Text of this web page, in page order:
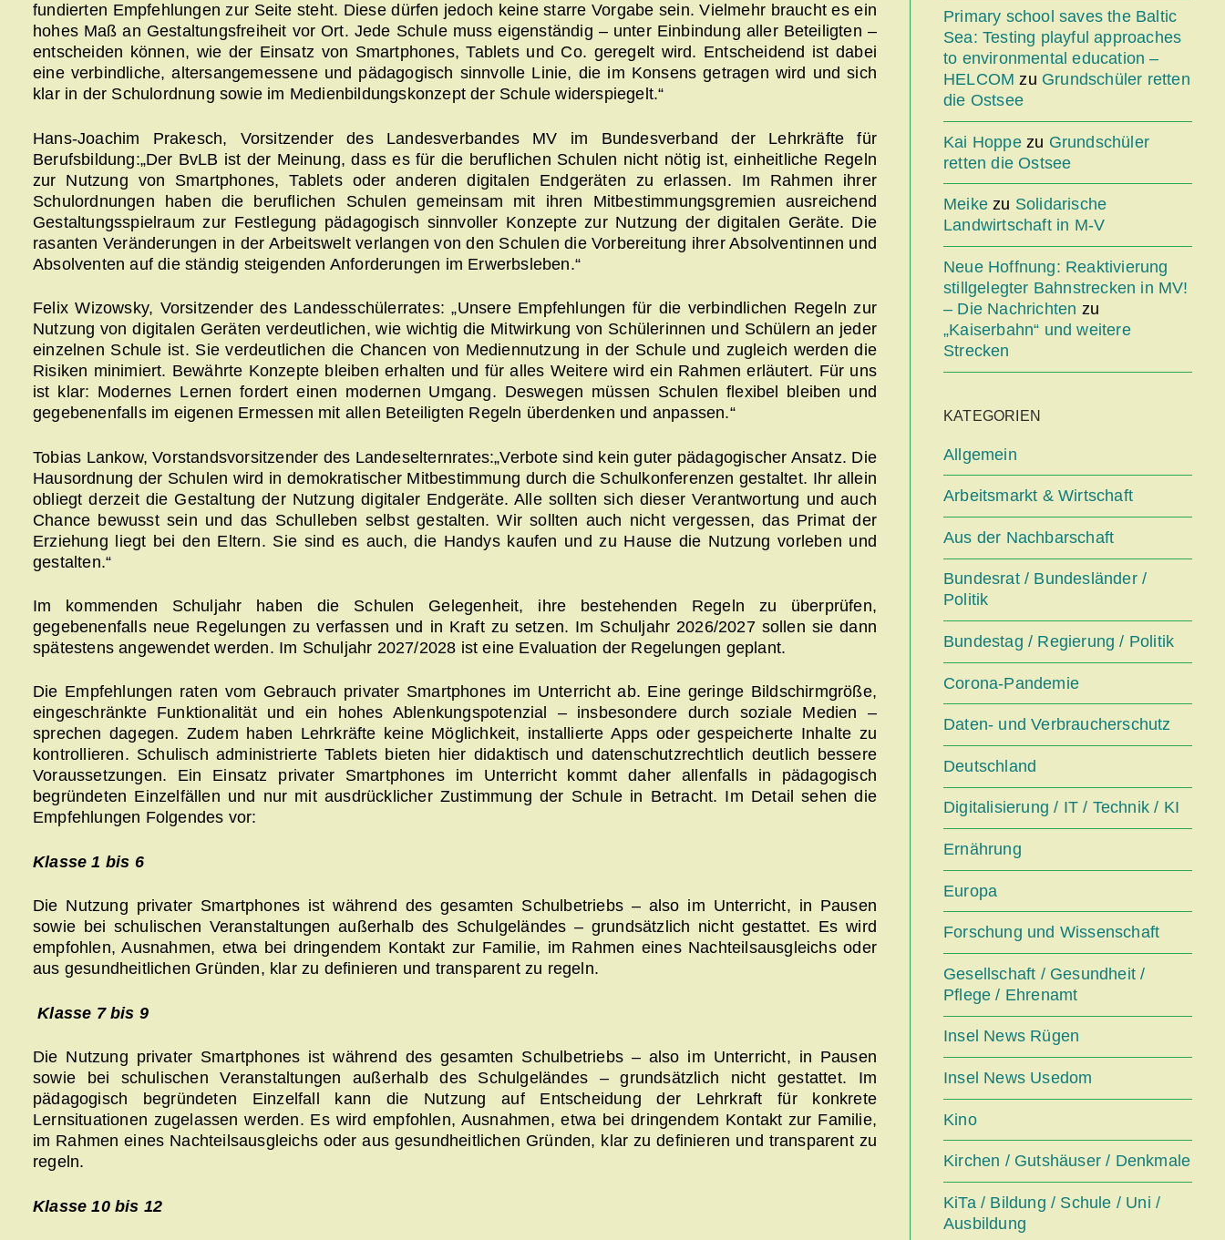
fundierten Empfehlungen zur Seite steht. Diese dürfen jedoch keine starre Vorgabe sein. Vielmehr braucht es ein
hohes Maß an Gestaltungsfreiheit vor Ort. Jede Schule muss eigenständig – unter Einbindung aller Beteiligten –
entscheiden können, wie der Einsatz von Smartphones, Tablets und Co. geregelt wird. Entscheidend ist dabei
eine verbindliche, altersangemessene und pädagogisch sinnvolle Linie, die im Konsens getragen wird und sich
klar in der Schulordnung sowie im Medienbildungskonzept der Schule widerspiegelt.“
Hans-Joachim Prakesch, Vorsitzender des Landesverbandes MV im Bundesverband der Lehrkräfte für
Berufsbildung:„Der BvLB ist der Meinung, dass es für die beruflichen Schulen nicht nötig ist, einheitliche Regeln
zur Nutzung von Smartphones, Tablets oder anderen digitalen Endgeräten zu erlassen. Im Rahmen ihrer
Schulordnungen haben die beruflichen Schulen gemeinsam mit ihren Mitbestimmungsgremien ausreichend
Gestaltungsspielraum zur Festlegung pädagogisch sinnvoller Konzepte zur Nutzung der digitalen Geräte. Die
rasanten Veränderungen in der Arbeitswelt verlangen von den Schulen die Vorbereitung ihrer Absolventinnen und
Absolventen auf die ständig steigenden Anforderungen im Erwerbsleben.“
Felix Wizowsky, Vorsitzender des Landesschülerrates: „Unsere Empfehlungen für die verbindlichen Regeln zur
Nutzung von digitalen Geräten verdeutlichen, wie wichtig die Mitwirkung von Schülerinnen und Schülern an jeder
einzelnen Schule ist. Sie verdeutlichen die Chancen von Mediennutzung in der Schule und zugleich werden die
Risiken minimiert. Bewährte Konzepte bleiben erhalten und für alles Weitere wird ein Rahmen erläutert. Für uns
ist klar: Modernes Lernen fordert einen modernen Umgang. Deswegen müssen Schulen flexibel bleiben und
gegebenenfalls im eigenen Ermessen mit allen Beteiligten Regeln überdenken und anpassen.“
Tobias Lankow, Vorstandsvorsitzender des Landeselternrates:„Verbote sind kein guter pädagogischer Ansatz. Die
Hausordnung der Schulen wird in demokratischer Mitbestimmung durch die Schulkonferenzen gestaltet. Ihr allein
obliegt derzeit die Gestaltung der Nutzung digitaler Endgeräte. Alle sollten sich dieser Verantwortung und auch
Chance bewusst sein und das Schulleben selbst gestalten. Wir sollten auch nicht vergessen, das Primat der
Erziehung liegt bei den Eltern. Sie sind es auch, die Handys kaufen und zu Hause die Nutzung vorleben und
gestalten.“
Im kommenden Schuljahr haben die Schulen Gelegenheit, ihre bestehenden Regeln zu überprüfen,
gegebenenfalls neue Regelungen zu verfassen und in Kraft zu setzen. Im Schuljahr 2026/2027 sollen sie dann
spätestens angewendet werden. Im Schuljahr 2027/2028 ist eine Evaluation der Regelungen geplant.
Die Empfehlungen raten vom Gebrauch privater Smartphones im Unterricht ab. Eine geringe Bildschirmgröße,
eingeschränkte Funktionalität und ein hohes Ablenkungspotenzial – insbesondere durch soziale Medien –
sprechen dagegen. Zudem haben Lehrkräfte keine Möglichkeit, installierte Apps oder gespeicherte Inhalte zu
kontrollieren. Schulisch administrierte Tablets bieten hier didaktisch und datenschutzrechtlich deutlich bessere
Voraussetzungen. Ein Einsatz privater Smartphones im Unterricht kommt daher allenfalls in pädagogisch
begründeten Einzelfällen und nur mit ausdrücklicher Zustimmung der Schule in Betracht. Im Detail sehen die
Empfehlungen Folgendes vor:
Klasse 1 bis 6
Die Nutzung privater Smartphones ist während des gesamten Schulbetriebs – also im Unterricht, in Pausen
sowie bei schulischen Veranstaltungen außerhalb des Schulgeländes – grundsätzlich nicht gestattet. Es wird
empfohlen, Ausnahmen, etwa bei dringendem Kontakt zur Familie, im Rahmen eines Nachteilsausgleichs oder
aus gesundheitlichen Gründen, klar zu definieren und transparent zu regeln.
Klasse 7 bis 9
Die Nutzung privater Smartphones ist während des gesamten Schulbetriebs – also im Unterricht, in Pausen
sowie bei schulischen Veranstaltungen außerhalb des Schulgeländes – grundsätzlich nicht gestattet. Im
pädagogisch begründeten Einzelfall kann die Nutzung auf Entscheidung der Lehrkraft für konkrete
Lernsituationen zugelassen werden. Es wird empfohlen, Ausnahmen, etwa bei dringendem Kontakt zur Familie,
im Rahmen eines Nachteilsausgleichs oder aus gesundheitlichen Gründen, klar zu definieren und transparent zu
regeln.
Klasse 10 bis 12
Primary school saves the Baltic
Sea: Testing playful approaches
to environmental education –
HELCOM zu Grundschüler retten
die Ostsee
Kai Hoppezu Grundschüler
retten die Ostsee
Meike zu Solidarische
Landwirtschaft in M-V
Neue Hoffnung: Reaktivierung
stillgelegter Bahnstrecken in MV!
– Die Nachrichten zu
„Kaiserbahn“ und weitere
Strecken
KATEGORIEN
Allgemein
Arbeitsmarkt & Wirtschaft
Aus der Nachbarschaft
Bundesrat / Bundesländer /
Politik
Bundestag / Regierung / Politik
Corona-Pandemie
Daten- und Verbraucherschutz
Deutschland
Digitalisierung / IT / Technik / KI
Ernährung
Europa
Forschung und Wissenschaft
Gesellschaft / Gesundheit /
Pflege / Ehrenamt
Insel News Rügen
Insel News Usedom
Kino
Kirchen / Gutshäuser / Denkmale
KiTa / Bildung / Schule / Uni /
Ausbildung